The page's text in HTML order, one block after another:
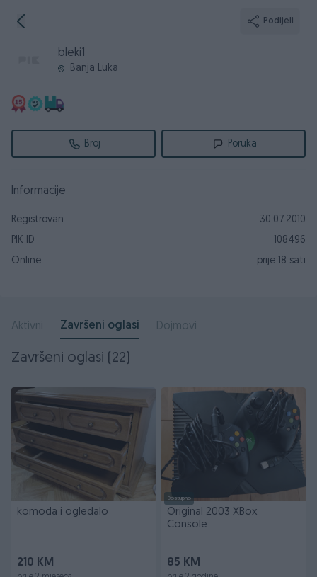
Podijeli
bleki1
Banja Luka
Broj Poruka
Informacije
Registrovan
30.07.2010
PIK ID
108496
Online
prije 18 sati
Aktivni Završeni oglasi Dojmovi
Završeni oglasi (22)
komoda i ogledalo
210 KM
Dostupno
Original 2003 XBox
Console
85 KM